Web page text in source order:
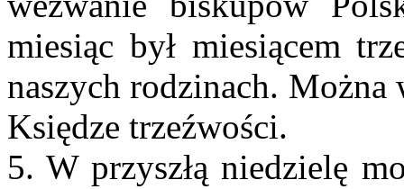
miesiąc był miesiącem
naszych rodzinach.
Księdze trzeźwości.
5. W przyszłą niedzielę